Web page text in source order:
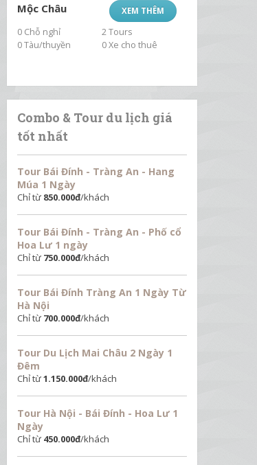
XEM THÊM
Mộc Châu
0 Chỗ nghỉ
2 Tours
0 Tàu/thuyền
0 Xe cho thuê
Combo & Tour du lịch giá
tốt nhất
Tour Bái Đính - Tràng An - Hang
Múa 1 Ngày
Chỉ từ 850.000đ/khách
Tour Bái Đính - Tràng An - Phố cổ
Hoa Lư 1 ngày
Chỉ từ 750.000đ/khách
Tour Bái Đính Tràng An 1 Ngày Từ
Hà Nội
Chỉ từ 700.000đ/khách
Tour Du Lịch Mai Châu 2 Ngày 1
Đêm
Chỉ từ1.150.000đ/khách
Tour Hà Nội - Bái Đính - Hoa Lư 1
Ngày
Chỉ từ 450.000đ/khách